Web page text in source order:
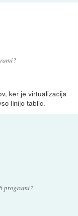
ker je virtualizacija
linijo tablic.
programi?